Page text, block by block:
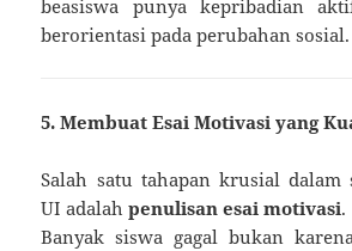
beasiswa punya kepribadian
berorientasi pada perubahan sosial.
5. Membuat Esai Motivasi yang
Salah satu tahapan krusial dalam
UI adalahpenulisan esai motivasi.
Banyak siswa gagal bukan